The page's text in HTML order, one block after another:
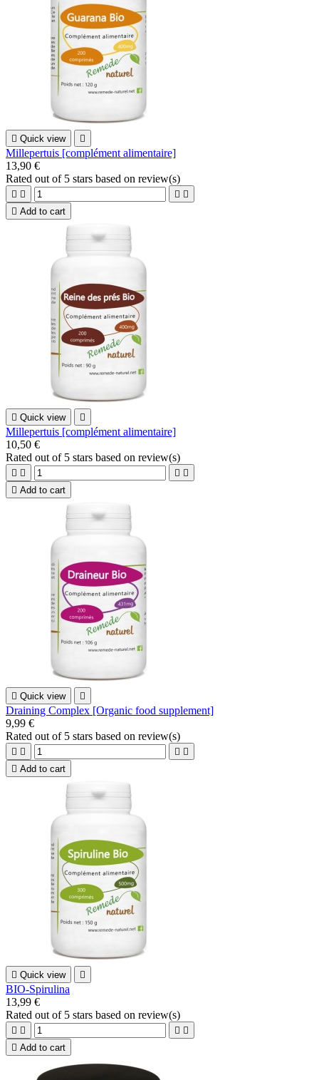
 Quick view 
Millepertuis [complément alimentaire]
13,90 €
Rated out of 5 stars based on review(s)
   
 Add to cart
 Quick view 
Millepertuis [complément alimentaire]
10,50 €
Rated out of 5 stars based on review(s)
   
 Add to cart
 Quick view 
Draining Complex [Organic food supplement]
9,99 €
Rated out of 5 stars based on review(s)
   
 Add to cart
 Quick view 
BIO-Spirulina
13,99 €
Rated out of 5 stars based on review(s)
   
 Add to cart